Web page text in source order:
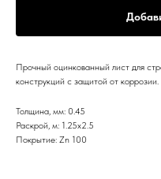
Прочный оцинкованный лист для
конструкций с защитой от коррозии.
Толщина, мм: 0.45
Раскрой, м: 1.25х2.5
Покрытие: Zn 100